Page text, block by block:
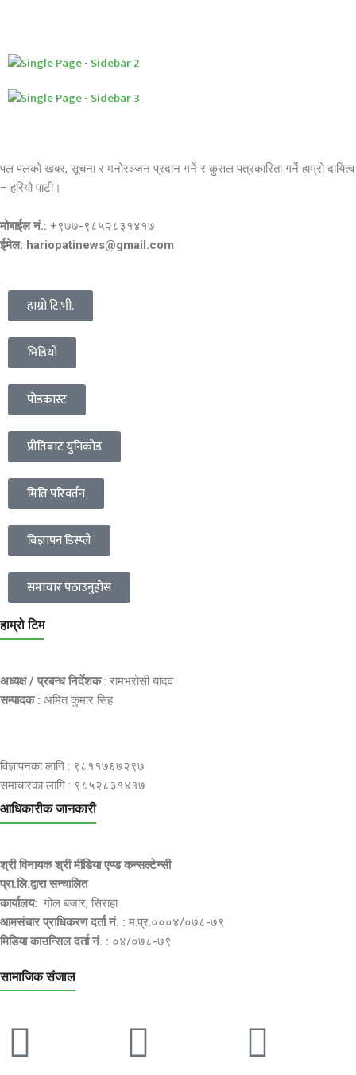
पल पलको खबर, सूचना र मनोरञ्जन प्रदान गर्ने र कुसल पत्रकारिता गर्ने हाम्रो दायित्व
– हरियो पाटी।
मोबाईल नं.: +९७७-९८५२८३१४१७
ईमेल: hariopatinews@gmail.com
हाम्रो टि.भी.
भिडियो
पोडकास्ट
प्रीतिबाट युनिकोड
मिति परिवर्तन
बिज्ञापन डिस्प्ले
समाचार पठाउनुहोस
हाम्रो टिम
अध्यक्ष / प्रबन्ध निर्देशक: रामभरोसी यादव
सम्पादक : अमित कुमार सिह
विज्ञापनका लागि : ९८११७६७२९७
समाचारका लागि : ९८५२८३१४१७
आधिकारीक जानकारी
श्री विनायक श्री मीडिया एण्ड कन्सल्टेन्सी
प्रा.लि.द्वारा सन्चालित
कार्यालय: गोल बजार, सिराहा
आमसंचार प्राधिकरण दर्ता नं. : म.प्र.०००४/०७८-७९
मिडिया काउन्सिल दर्ता नं. : ०४/०७८-७९
सामाजिक संजाल